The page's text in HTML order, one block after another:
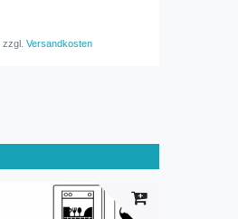
zzgl.Versandkosten